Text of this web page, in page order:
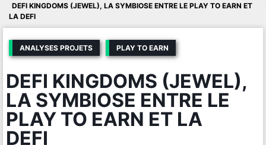
content
DEFI KINGDOMS (JEWEL), LA SYMBIOSE ENTRE LE PLAY TO EARN ET
LA DEFI
ANALYSES PROJETS PLAY TO EARN
DEFI KINGDOMS (JEWEL),
LA SYMBIOSE ENTRE LE
PLAY TO EARN ET LA
DEFI